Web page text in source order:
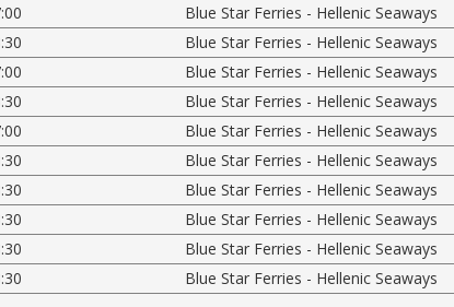
Blue Star Ferries - Hellenic Seaways
Blue Star Ferries - Hellenic Seaways
Blue Star Ferries - Hellenic Seaways
Blue Star Ferries - Hellenic Seaways
Blue Star Ferries - Hellenic Seaways
Blue Star Ferries - Hellenic Seaways
Blue Star Ferries - Hellenic Seaways
Blue Star Ferries - Hellenic Seaways
Blue Star Ferries - Hellenic Seaways
Blue Star Ferries - Hellenic Seaways